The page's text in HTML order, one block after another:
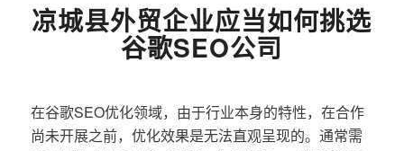
凉城县外贸企业应当如何挑选
谷歌SEO公司
在谷歌SEO优化领域，由于行业本身的特性，在合作
尚未开展之前，优化效果是无法直观呈现的。通常需